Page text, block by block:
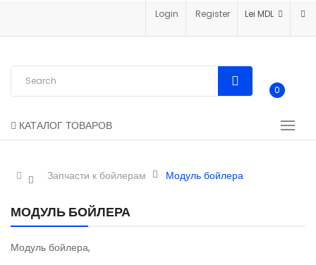
Login Register
0
КАТАЛОГ ТОВАРОВ
Запчасти к бойлерам Модуль бойлера
МОДУЛЬ БОЙЛЕРА
Модуль бойлера,